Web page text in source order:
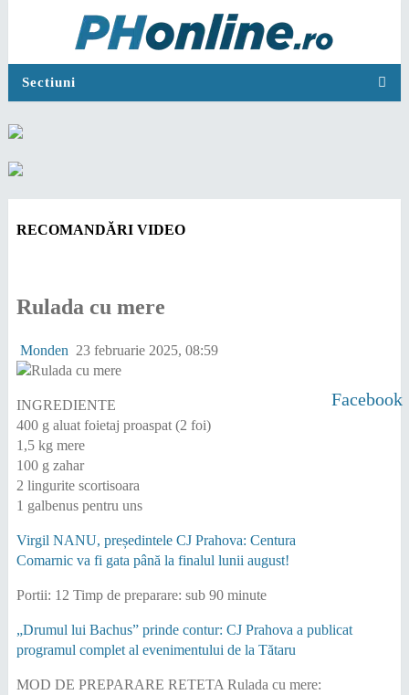
Sectiuni
RECOMANDĂRI VIDEO
Rulada cu mere
Monden 23 februarie 2025, 08:59
Facebook
INGREDIENTE
400 g aluat foietaj proaspat (2 foi)
1,5 kg mere
100 g zahar
2 lingurite scortisoara
1 galbenus pentru uns
Virgil NANU, președintele CJ Prahova: Centura
Comarnic va fi gata până la finalul lunii august!
Portii: 12 Timp de preparare: sub 90 minute
„Drumul lui Bachus” prinde contur: CJ Prahova a publicat
programul complet al evenimentului de la Tătaru
MOD DE PREPARARE RETETA Rulada cu mere: